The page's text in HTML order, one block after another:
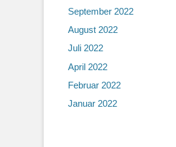
September 2022
August 2022
Juli 2022
April 2022
Februar 2022
Januar 2022